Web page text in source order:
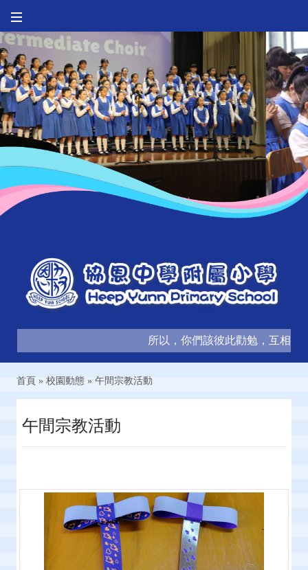
所以，你們該彼此勸勉，互相造
首頁 » 校園動態 » 午間宗教活動
午間宗教活動